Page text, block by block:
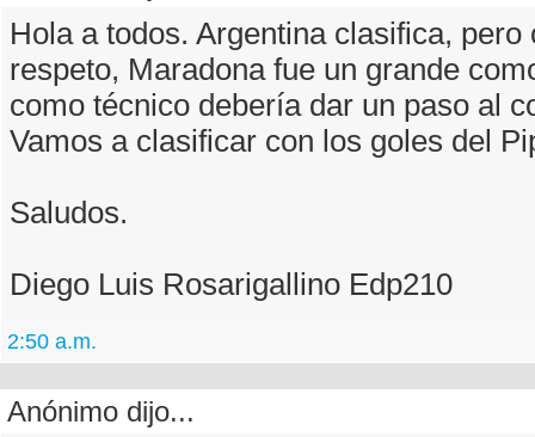
Hola a todos. Argentina clasifica, pero
respeto, Maradona fue un grande
como técnico debería dar un paso al
Vamos a clasificar con los goles del
Saludos.
Diego Luis Rosarigallino Edp210
2:50 a.m.
Anónimo dijo...